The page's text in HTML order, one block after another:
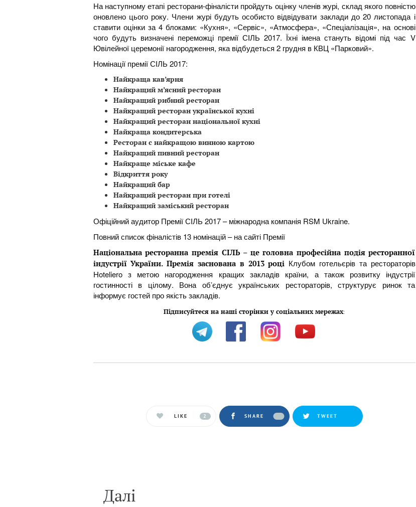
На наступному етапі ресторани-фіналісти пройдуть оцінку членів журі, склад якого повністю
оновлено цього року. Члени журі будуть особисто відвідувати заклади до 20 листопада і
ставити оцінки за 4 блоками: «Кухня», «Сервіс», «Атмосфера», «Спеціалізація», на основі
чого будуть визначені переможці премії СІЛЬ 2017. Їхні імена стануть відомі під час V
Ювілейної церемонії нагородження, яка відбудеться 2 грудня в КВЦ «Парковий».
Номінації премії СІЛЬ 2017:
Найкраща кав’ярня
Найкращий м’ясний ресторан
Найкращий рибний ресторан
Найкращий ресторан української кухні
Найкращий ресторан національної кухні
Найкраща кондитерська
Ресторан с найкращою винною картою
Найкращий пивний ресторан
Найкраще міське кафе
Відкриття року
Найкращий бар
Найкращий ресторан при готелі
Найкращий заміський ресторан
Офіційний аудитор Премії СІЛЬ 2017 – міжнародна компанія RSM Ukraine.
Повний список фіналістів 13 номінацій – на сайті Премії
Національна ресторанна премія СІЛЬ – це головна професійна подія ресторанної
індустрії України. Премія заснована в 2013 році Клубом готельєрів та рестораторів
Hoteliero з метою нагородження кращих закладів країни, а також розвитку індустрії
гостинності в цілому. Вона об’єднує українських рестораторів, структурує ринок та
інформує гостей про якість закладів.
Підписуйтеся на наші сторінки у соціальних мережах:
LIKE 2 SHARE TWEET
Далi